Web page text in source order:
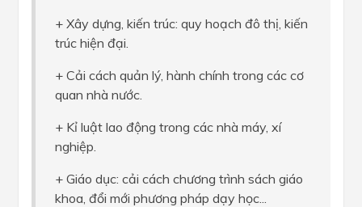
+ Xây dựng, kiến trúc: quy hoạch đô thị, kiến
trúc hiện đại.
+ Cải cách quản lý, hành chính trong các cơ
quan nhà nước.
+ Kỉ luật lao động trong các nhà máy, xí
nghiệp.
+ Giáo dục: cải cách chương trình sách giáo
khoa, đổi mới phương pháp dạy học...